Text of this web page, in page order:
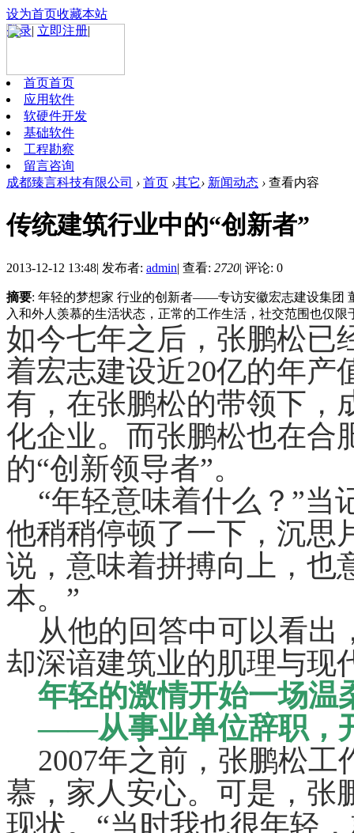
设为首页收藏本站
登录| 立即注册|
首页首页
应用软件
软硬件开发
基础软件
工程勘察
留言咨询
成都臻言科技有限公司 › 首页 ›其它› 新闻动态 › 查看内容
传统建筑行业中的“创新者”
2013-12-12 13:48| 发布者: admin| 查看: 2720| 评论: 0
摘要: 年轻的梦想家 行业的创新者——专访安徽宏志建设集团
入和外人羡慕的生活状态，正常的工作生活，社交范围也仅
如今七年之后，张鹏松已
着宏志建设近20亿的年产
有，在张鹏松的带领下，
化企业。而张鹏松也在合
的“创新领导者”。
“年轻意味着什么？”当
他稍稍停顿了一下，沉思
说，意味着拼搏向上，也
本。”
从他的回答中可以看出
却深谙建筑业的肌理与现
年轻的激情开始一场温
——从事业单位辞职，
2007年之前，张鹏松工
慕，家人安心。可是，张
现状。“当时我也很年轻